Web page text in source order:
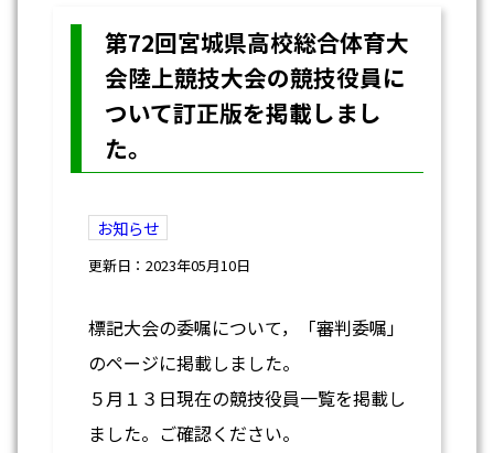
第72回宮城県高校総合体育大
会陸上競技大会の競技役員に
ついて訂正版を掲載しまし
た。
お知らせ
更新日：2023年05月10日
標記大会の委嘱について，「審判委嘱」
のページに掲載しました。
５月１３日現在の競技役員一覧を掲載し
ました。ご確認ください。